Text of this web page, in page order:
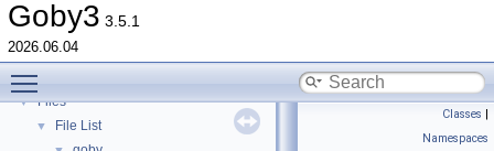
Goby3 3.5.1
2026.06.04
Deprecated List
► Topics
► Namespaces
►
▼ Files
▼ File List
Classes |
Namespaces